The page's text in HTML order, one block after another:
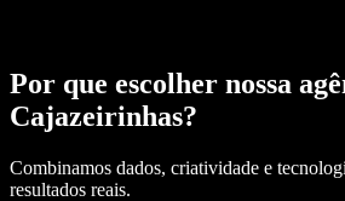
Por que escolher nossa
Cajazeirinhas?
Combinamos dados, criatividade e
resultados reais.